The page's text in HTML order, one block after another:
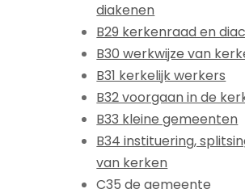
diakenen
B29 kerkenraad en
B30 werkwijze van
B31 kerkelijk werkers
B32 voorgaan in de
B33 kleine gemeenten
B34 instituering,
van kerken
C35 de gemeente